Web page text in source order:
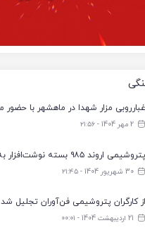
2 مهر 1404 - ۲۱:۵۶
30 شهریور 1404 - ۲۱:۴۵
از کارگران پتروشیمی فن‌آوران تجلیل شد
21 اردیبهشت 1404 - ۰۰:۰۱